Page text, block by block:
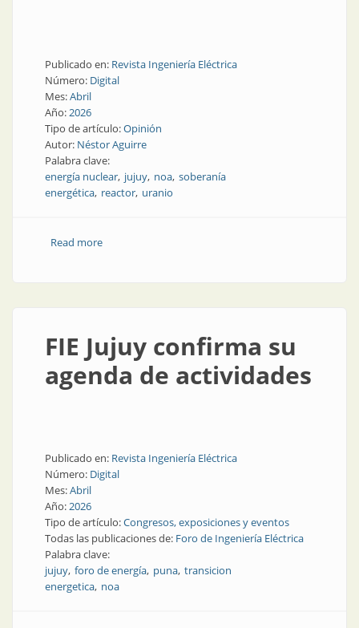
Publicado en: Revista Ingeniería Eléctrica
Número: Digital
Mes:Abril
Año:2026
Tipo de artículo:Opinión
Autor: Néstor Aguirre
Palabra clave:
energía nuclear jujuy noa soberanía
energética reactor uranio
Read moreabout CAREM, torio y la encrucijada nuclear
FIE Jujuy confirma su
agenda de actividades
Publicado en: Revista Ingeniería Eléctrica
Número: Digital
Mes:Abril
Año:2026
Tipo de artículo:Congresos, exposiciones y eventos
Todas las publicaciones de: Foro de Ingeniería Eléctrica
Palabra clave:
jujuy foro de energía puna transicion
energetica noa